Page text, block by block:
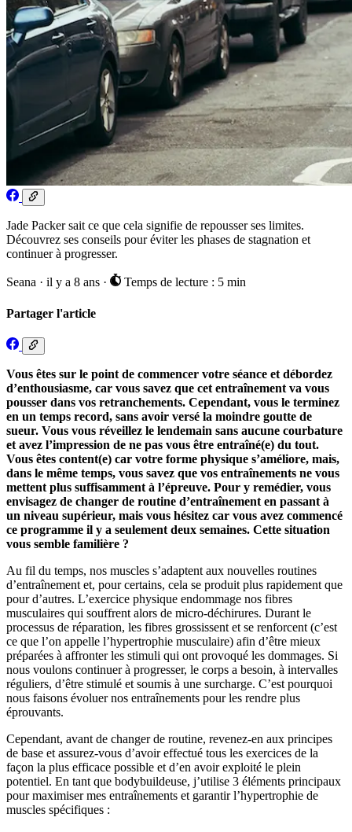
Jade Packer sait ce que cela signifie de repousser ses limites.
Découvrez ses conseils pour éviter les phases de stagnation et
continuer à progresser.
Seana · il y a 8 ans · Temps de lecture : 5 min
Partager l'article
Vous êtes sur le point de commencer votre séance et débordez
d’enthousiasme, car vous savez que cet entraînement va vous
pousser dans vos retranchements. Cependant, vous le terminez
en un temps record, sans avoir versé la moindre goutte de
sueur. Vous vous réveillez le lendemain sans aucune courbature
et avez l’impression de ne pas vous être entraîné(e) du tout.
Vous êtes content(e) car votre forme physique s’améliore, mais,
dans le même temps, vous savez que vos entraînements ne vous
mettent plus suffisamment à l’épreuve. Pour y remédier, vous
envisagez de changer de routine d’entraînement en passant à
un niveau supérieur, mais vous hésitez car vous avez commencé
ce programme il y a seulement deux semaines. Cette situation
vous semble familière ?
Au fil du temps, nos muscles s’adaptent aux nouvelles routines
d’entraînement et, pour certains, cela se produit plus rapidement que
pour d’autres. L’exercice physique endommage nos fibres
musculaires qui souffrent alors de micro-déchirures. Durant le
processus de réparation, les fibres grossissent et se renforcent (c’est
ce que l’on appelle l’hypertrophie musculaire) afin d’être mieux
préparées à affronter les stimuli qui ont provoqué les dommages. Si
nous voulons continuer à progresser, le corps a besoin, à intervalles
réguliers, d’être stimulé et soumis à une surcharge. C’est pourquoi
nous faisons évoluer nos entraînements pour les rendre plus
éprouvants.
Cependant, avant de changer de routine, revenez-en aux principes
de base et assurez-vous d’avoir effectué tous les exercices de la
façon la plus efficace possible et d’en avoir exploité le plein
potentiel. En tant que bodybuildeuse, j’utilise 3 éléments principaux
pour maximiser mes entraînements et garantir l’hypertrophie de
muscles spécifiques :